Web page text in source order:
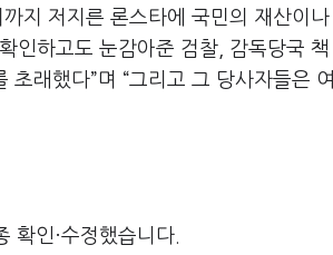
지 저지른 론스타에 국민의 재산이나
인하고도 눈감아준 검찰, 감독당국 책
래했다”며 “그리고 그 당사자들은 여
확인·수정했습니다.